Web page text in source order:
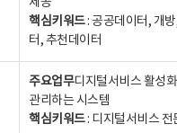
핵심키워드: 공공데이터, 개
터, 추천데이터
주요업무디지털서비스 활성
관리하는 시스템
핵심키워드: 디지털서비스 전